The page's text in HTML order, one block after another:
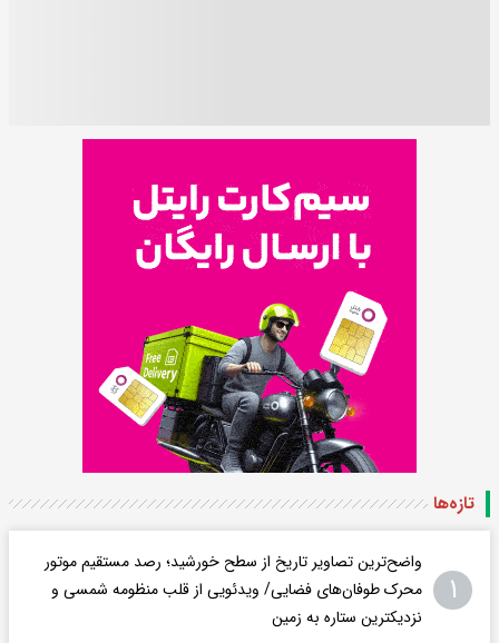
تازه‌ها
۱
واضح‌ترین تصاویر تاریخ از سطح خورشید؛ رصد مستقیم موتور
محرک طوفان‌های فضایی/ ویدئویی از قلب منظومه شمسی و
نزدیکترین ستاره به زمین